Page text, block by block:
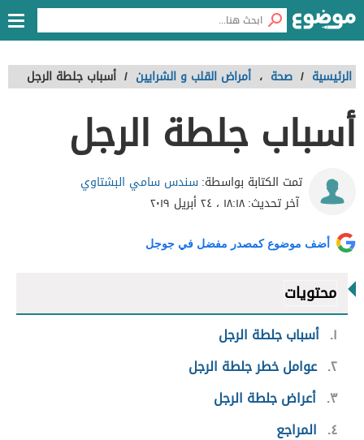
الرئيسية / صحة ، أمراض القلب و الشرايين / أسباب جلطة الرجل
أسباب جلطة الرجل
تمت الكتابة بواسطة:سندس سامي البشتاوي
آخر تحديث:١٨:١٨ ، ٢٤ أبريل ٢٠١٩
أضف موضوع كمصدر مفضل في جوجل
محتويات
١ أسباب جلطة الرجل
٢ عوامل خطر جلطة الرجل
٣ أعراض جلطة الرجل
٤
المراجع